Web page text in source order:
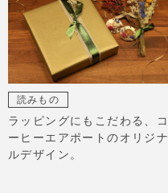
読みもの
ラッピングにもこだわる、コ
ーヒーエアポートのオリジナ
ルデザイン。